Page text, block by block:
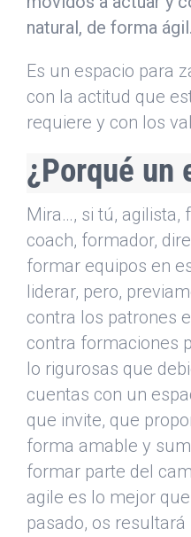
natural, de forma ágil.
Es un espacio para
con la actitud que
requiere y con los
¿Porqué un
Mira…, si tú, agilista,
coach, formador,
formar equipos en
liderar, pero,
contra los patrones
contra formaciones
lo rigurosas que
cuentas con un
que invite, que
forma amable y
formar parte del
agile es lo mejor
pasado, os